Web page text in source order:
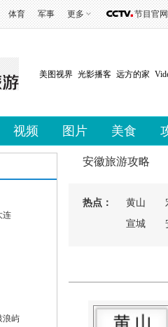
体育 军事 更多 节目官网
美图视界 光影播客 远方的家
视频 图片 美食
连
浪屿
安徽旅游攻略
热点： 黄山
宣城